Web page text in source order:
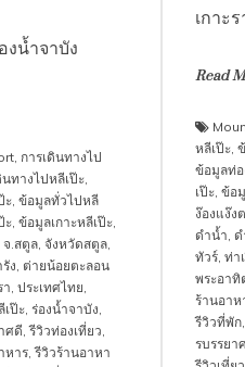
งน้ำจาบัง
, การเดินทางไป
ทางไปหลีเป๊ะ,
ะ, ข้อมูลทั่วไปหลี
ะ, ข้อมูลเกาะหลีเป๊ะ,
จ.สตูล, จังหวัดสตูล,
ง, ต่ายน้อยตะลอน
า, ประเทศไทย,
ป๊ะ, ร่องน้ำจาบัง,
ศดี,รีวิวท่องเที่ยว,
หาร,รีวิวร้านอาหา
เกาะ
Read
หลีเป๊ะ,
ข้อมูลท่อ
เป๊ะ, ข้อ
ง๊องแง๊ง
ดำน้ำ, ด
ทัวร์, ท่า
พระอา
ร้านอาห
รีวิวที่พัก
รบรรยา